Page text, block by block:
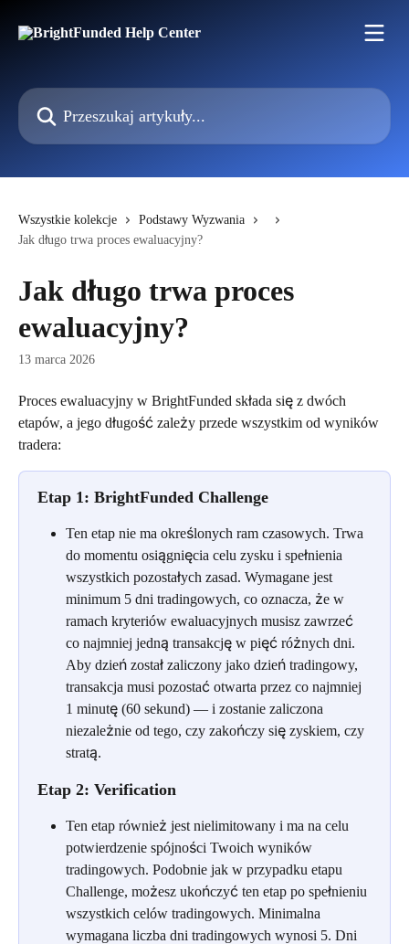
Przeszukaj artykuły...
Wszystkie kolekcje
Podstawy Wyzwania
Jak długo trwa proces ewaluacyjny?
Jak długo trwa proces
ewaluacyjny?
13 marca 2026
Proces ewaluacyjny w BrightFunded składa się z dwóch
etapów, a jego długość zależy przede wszystkim od wyników
tradera:
Etap 1: BrightFunded Challenge
Ten etap nie ma określonych ram czasowych. Trwa
do momentu osiągnięcia celu zysku i spełnienia
wszystkich pozostałych zasad. Wymagane jest
minimum 5 dni tradingowych, co oznacza, że w
ramach kryteriów ewaluacyjnych musisz zawrzeć
co najmniej jedną transakcję w pięć różnych dni.
Aby dzień został zaliczony jako dzień tradingowy,
transakcja musi pozostać otwarta przez co najmniej
1 minutę (60 sekund) — i zostanie zaliczona
niezależnie od tego, czy zakończy się zyskiem, czy
stratą.
Etap 2: Verification
Ten etap również jest nielimitowany i ma na celu
potwierdzenie spójności Twoich wyników
tradingowych. Podobnie jak w przypadku etapu
Challenge, możesz ukończyć ten etap po spełnieniu
wszystkich celów tradingowych. Minimalna
wymagana liczba dni tradingowych wynosi 5. Dni